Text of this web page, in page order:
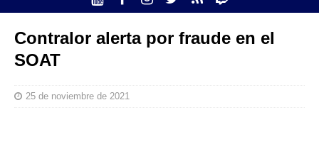
Contralor alerta por fraude en el
SOAT
25 de noviembre de 2021